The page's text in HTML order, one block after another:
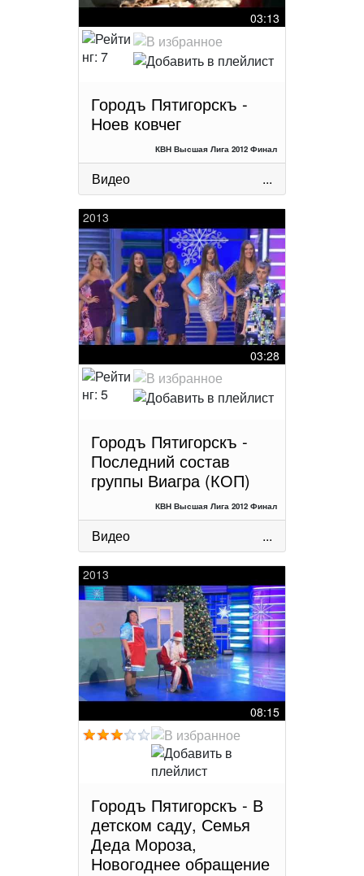
03:13
Городъ Пятигорскъ -
Ноев ковчег
КВН Высшая Лига 2012 Финал
Видео ...
2013
03:28
Городъ Пятигорскъ -
Последний состав
группы Виагра (КОП)
КВН Высшая Лига 2012 Финал
Видео ...
2013
08:15
Городъ Пятигорскъ - В
детском саду, Семья
Деда Мороза,
Новогоднее обращение